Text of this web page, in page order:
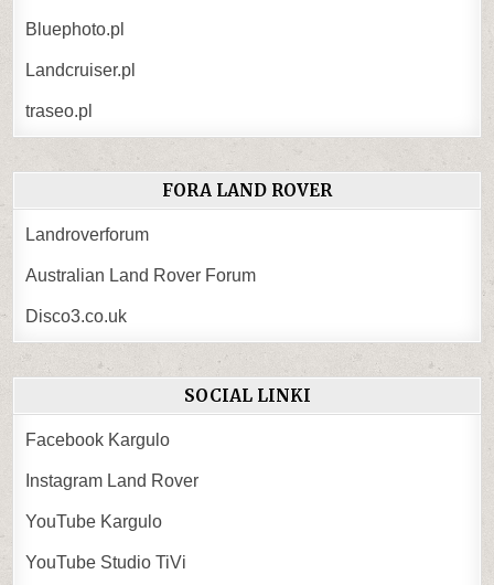
Bluephoto.pl
Landcruiser.pl
traseo.pl
FORA LAND ROVER
Landroverforum
Australian Land Rover Forum
Disco3.co.uk
SOCIAL LINKI
Facebook Kargulo
Instagram Land Rover
YouTube Kargulo
YouTube Studio TiVi